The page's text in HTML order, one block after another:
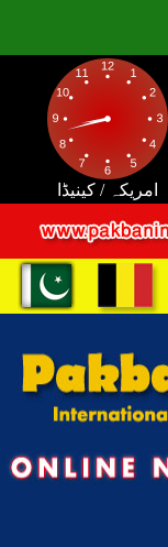
امریکہ / کینیڈا